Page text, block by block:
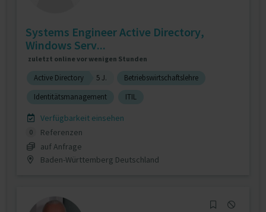
Systems Engineer Active Directory,
Windows Serv...
zuletzt online vor wenigen Stunden
Active Directory 5 J.
Betriebswirtschaftslehre
Identitätsmanagement
ITIL
Verfügbarkeit einsehen
0
Referenzen
auf Anfrage
Baden-Württemberg Deutschland